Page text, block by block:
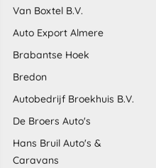
Van Boxtel B.V.
Auto Export Almere
Brabantse Hoek
Bredon
Autobedrijf Broekhuis B.V.
De Broers Auto's
Hans Bruil Auto's &
Caravans